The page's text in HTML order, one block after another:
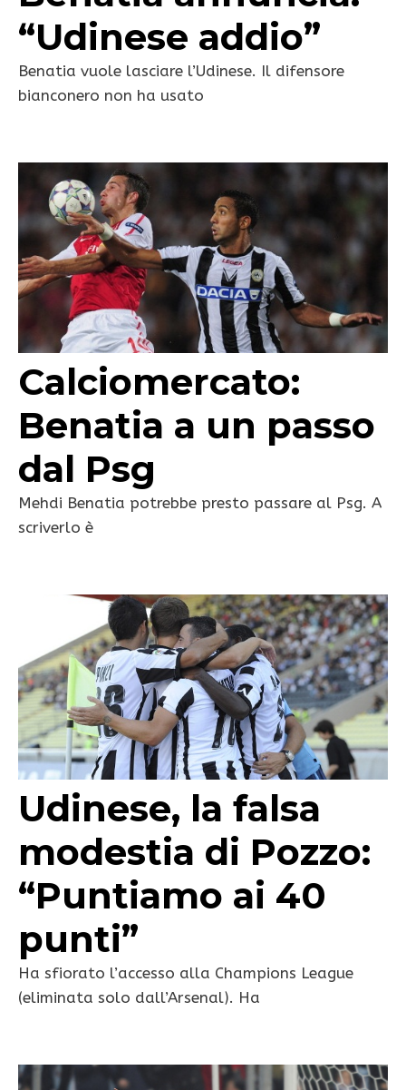
“Udinese addio”
Benatia vuole lasciare l’Udinese. Il difensore
bianconero non ha usato
Calciomercato:
Benatia a un passo
dal Psg
Mehdi Benatia potrebbe presto passare al Psg. A
scriverlo è
Udinese, la falsa
modestia di Pozzo:
“Puntiamo ai 40
punti”
Ha sfiorato l’accesso alla Champions League
(eliminata solo dall’Arsenal). Ha